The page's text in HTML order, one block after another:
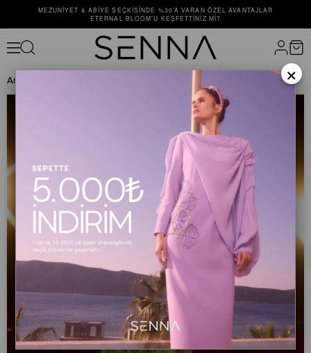
MEZUNIYET & ABIYE SEÇKISINDE %30’A VARAN ÖZEL AVANTAJLAR
ETERNAL BLOOM’U KEŞFETTINIZ MI?
Anasayfa ×